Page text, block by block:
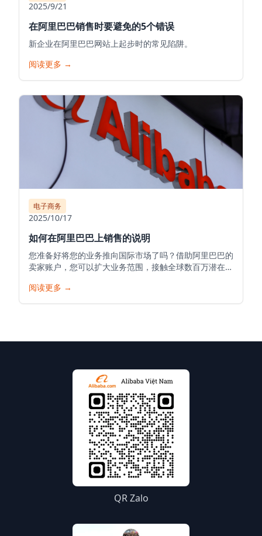
2025/9/21
在阿里巴巴销售时要避免的5个错误
新企业在阿里巴巴网站上起步时的常见陷阱。
阅读更多 →
电子商务
2025/10/17
如何在阿里巴巴上销售的说明
您准备好将您的业务推向国际市场了吗？借助阿里巴巴的
卖家账户，您可以扩大业务范围，接触全球数百万潜在客
销售之旅的详细指南。
阅读更多 →
QR Zalo